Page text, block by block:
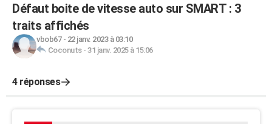
Défaut boite de vitesse auto sur SMART : 3
traits affichés
vbob67- 22 janv. 2023 à 03:10
Coconuts- 31 janv. 2025 à 15:06
4 réponses